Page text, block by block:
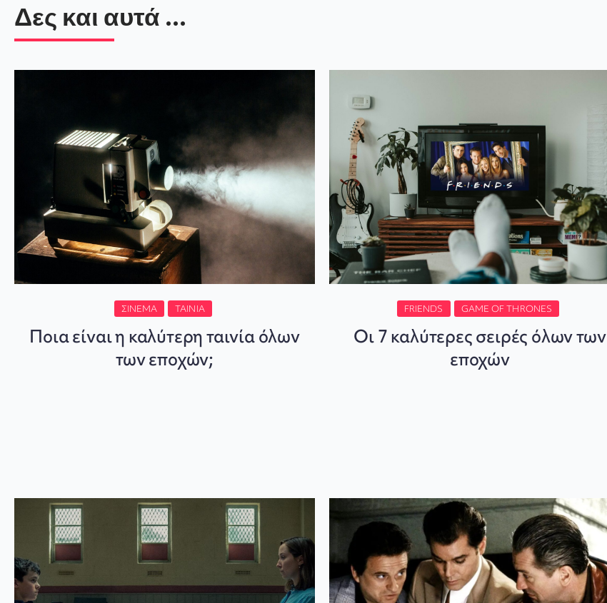
Δες και αυτά ...
ΣΙΝΕΜΆ ΤΑΙΝΊΑ
Ποια είναι η καλύτερη ταινία όλων
των εποχών;
FRIENDS GAME OF THRONES
Οι 7 καλύτερες σειρές όλων των
εποχών